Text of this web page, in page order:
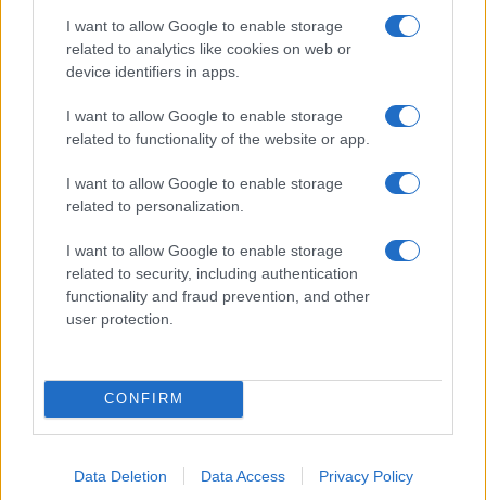
I want to allow Google to enable storage
related to analytics like cookies on web or
device identifiers in apps.
I want to allow Google to enable storage
related to functionality of the website or app.
I want to allow Google to enable storage
related to personalization.
I want to allow Google to enable storage
related to security, including authentication
functionality and fraud prevention, and other
user protection.
CONFIRM
Data Deletion Data Access Privacy Policy
10/08/26 - 19:45
Ισπανία: Μεγάλες πυρκαγιές σε Βαλένθια και Ανδαλουσία
– Πάνω από 1.200 άνθρωποι απομακρύνθηκαν
10/08/26 - 19:31
σεισμό των 7,4 Ρίχτερ – Αγωνία για εγκλωβισμένους
ΔΙΕΘΝΗ
Αλάσκα: Καταγγελία ότι το γιοτ του Μαρκ Ζάκερμπεργκ
δεν ανταποκρίθηκε σε έκκληση βοήθειας από
ακυβέρνητο σκάφος
οι πυροσβεστικές δυνάμεις – Δεν απειλούνται κατοικίες
ΠΟΛΙΤΙΚΗ
10/08/26 - 18:28
Ο Μητσοτάκης για τον Στέλιο Ράμφο: «Πρόκειται για
εθνική απώλεια - Χάνω έναν φίλο και συνομιλητή»